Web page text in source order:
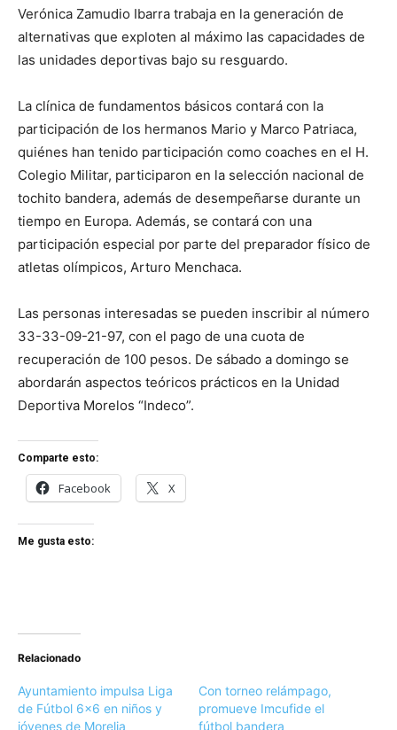
Verónica Zamudio Ibarra trabaja en la generación de
alternativas que exploten al máximo las capacidades de
las unidades deportivas bajo su resguardo.
La clínica de fundamentos básicos contará con la
participación de los hermanos Mario y Marco Patriaca,
quiénes han tenido participación como coaches en el H.
Colegio Militar, participaron en la selección nacional de
tochito bandera, además de desempeñarse durante un
tiempo en Europa. Además, se contará con una
participación especial por parte del preparador físico de
atletas olímpicos, Arturo Menchaca.
Las personas interesadas se pueden inscribir al número
33-33-09-21-97, con el pago de una cuota de
recuperación de 100 pesos. De sábado a domingo se
abordarán aspectos teóricos prácticos en la Unidad
Deportiva Morelos “Indeco”.
Comparte esto:
Facebook X
Me gusta esto:
Relacionado
Ayuntamiento impulsa Liga
de Fútbol 6×6 en niños y
jóvenes de Morelia
Con torneo relámpago,
promueve Imcufide el
fútbol bandera